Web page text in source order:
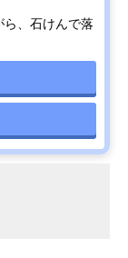
、石けんで落